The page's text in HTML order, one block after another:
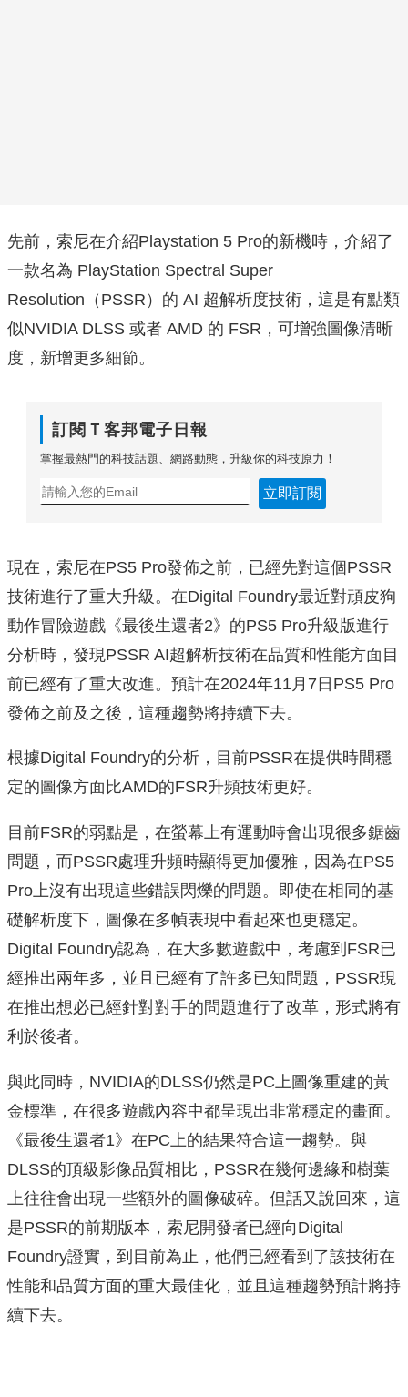
先前，索尼在介紹Playstation 5 Pro的新機時，介紹了
一款名為 PlayStation Spectral Super
Resolution（PSSR）的 AI 超解析度技術，這是有點類
似NVIDIA DLSS 或者 AMD 的 FSR，可增強圖像清晰
度，新增更多細節。
訂閱Ｔ客邦電子日報
掌握最熱門的科技話題、網路動態，升級你的科技原力！
立即訂閱
現在，索尼在PS5 Pro發佈之前，已經先對這個PSSR
技術進行了重大升級。在Digital Foundry最近對頑皮狗
動作冒險遊戲《最後生還者2》的PS5 Pro升級版進行
分析時，發現PSSR AI超解析技術在品質和性能方面目
前已經有了重大改進。預計在2024年11月7日PS5 Pro
發佈之前及之後，這種趨勢將持續下去。
根據Digital Foundry的分析，目前PSSR在提供時間穩
定的圖像方面比AMD的FSR升頻技術更好。
目前FSR的弱點是，在螢幕上有運動時會出現很多鋸齒
問題，而PSSR處理升頻時顯得更加優雅，因為在PS5
Pro上沒有出現這些錯誤閃爍的問題。即使在相同的基
礎解析度下，圖像在多幀表現中看起來也更穩定。
Digital Foundry認為，在大多數遊戲中，考慮到FSR已
經推出兩年多，並且已經有了許多已知問題，PSSR現
在推出想必已經針對對手的問題進行了改革，形式將有
利於後者。
與此同時，NVIDIA的DLSS仍然是PC上圖像重建的黃
金標準，在很多遊戲內容中都呈現出非常穩定的畫面。
《最後生還者1》在PC上的結果符合這一趨勢。與
DLSS的頂級影像品質相比，PSSR在幾何邊緣和樹葉
上往往會出現一些額外的圖像破碎。但話又說回來，這
是PSSR的前期版本，索尼開發者已經向Digital
Foundry證實，到目前為止，他們已經看到了該技術在
性能和品質方面的重大最佳化，並且這種趨勢預計將持
續下去。